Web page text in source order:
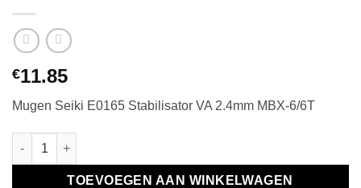
€11.85
Mugen Seiki E0165 Stabilisator VA 2.4mm MBX-6/6T
Stabilisator VA 2.4mm MBX-6/6T aantal
TOEVOEGEN AAN WINKELWAGEN